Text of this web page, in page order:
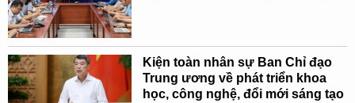
Kiện toàn nhân sự Ban Chỉ đạo
Trung ương về phát triển khoa
học, công nghệ, đổi mới sáng tạo